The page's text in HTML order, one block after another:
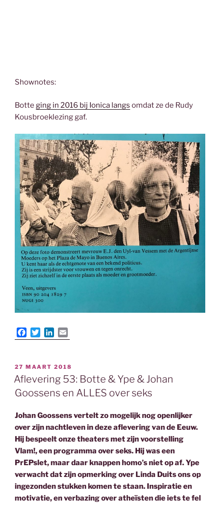
Shownotes:
Botte ging in 2016 bij Ionica langs omdat ze de Rudy
Kousbroeklezing gaf.
a
b
o
o
w
t
e
r
i
e
d
I
m
l
GEPLAATST
OP
27 MAART 2018
Aflevering 53: Botte & Ype & Johan
Goossens en ALLES over seks
Johan Goossens vertelt zo mogelijk nog openlijker
over zijn nachtleven in deze aflevering van de Eeuw.
Hij bespeelt onze theaters met zijn voorstelling
Vlam!, een programma over seks. Hij was een
PrEPslet, maar daar knappen homo’s niet op af. Ype
verwacht dat zijn opmerking over Linda Duits ons op
ingezonden stukken komen te staan. Inspiratie en
motivatie, en verbazing over atheïsten die iets te fel